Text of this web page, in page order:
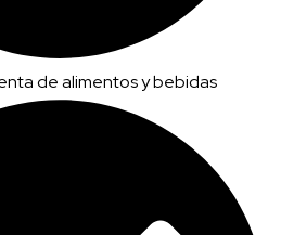
de alimentos y bebidas